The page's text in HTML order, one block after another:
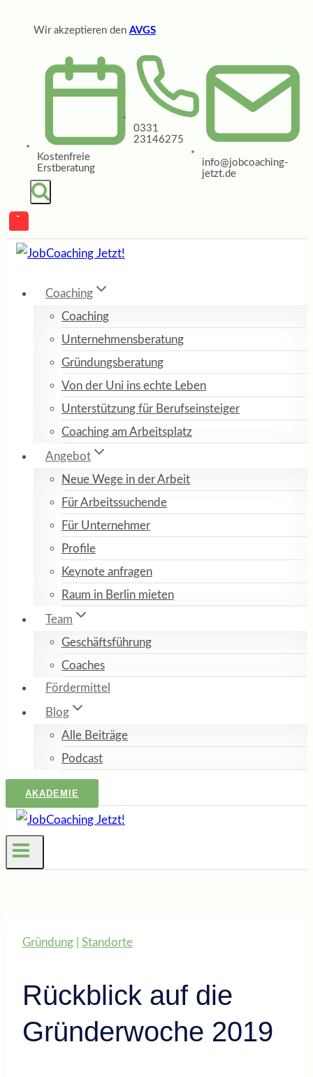
Wir akzeptieren den AVGS
Kostenfreie
Erstberatung
0331
23146275
info@jobcoaching-
jetzt.de
Coaching
Coaching
Unternehmensberatung
Gründungsberatung
Von der Uni ins echte Leben
Unterstützung für Berufseinsteiger
Coaching am Arbeitsplatz
Angebot
Neue Wege in der Arbeit
Für Arbeitssuchende
Für Unternehmer
Profile
Keynote anfragen
Raum in Berlin mieten
Team
Geschäftsführung
Coaches
Fördermittel
Blog
Alle Beiträge
Podcast
AKADEMIE
Gründung Standorte
Rückblick auf die
Gründerwoche 2019